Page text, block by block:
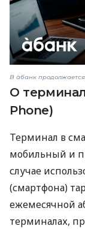
В àбанк
О
Phone)
Терминал в
мобильный и
случае
(смартфона)
ежемесячной
терминалах,